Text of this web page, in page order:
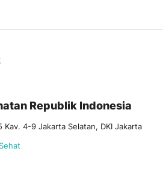
Republik Indonesia
Kav. 4-9 Jakarta Selatan, DKI Jakarta